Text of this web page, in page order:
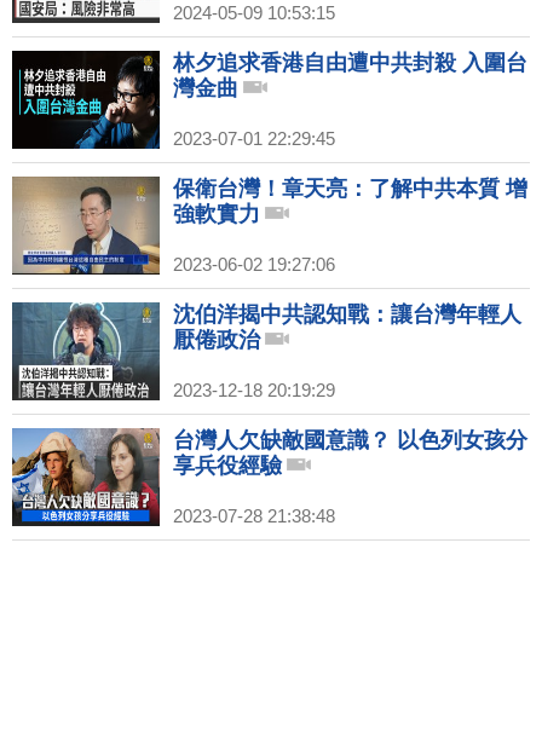
2024-05-09 10:53:15
林夕追求香港自由遭中共封殺 入圍台
灣金曲
2023-07-01 22:29:45
保衛台灣！章天亮：了解中共本質 增
強軟實力
2023-06-02 19:27:06
沈伯洋揭中共認知戰：讓台灣年輕人
厭倦政治
2023-12-18 20:19:29
台灣人欠缺敵國意識？ 以色列女孩分
享兵役經驗
2023-07-28 21:38:48